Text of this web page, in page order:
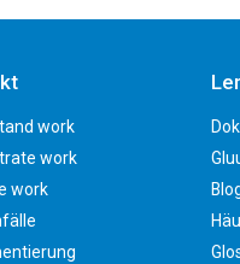
work
work
work